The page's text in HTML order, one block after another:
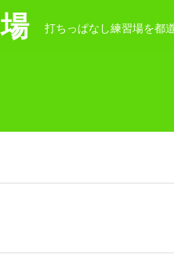
打ちっぱなし練習場を都